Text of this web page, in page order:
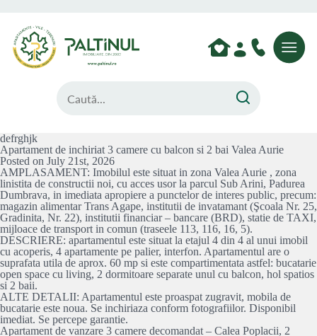
defrghjk
Apartament de inchiriat 3 camere cu balcon si 2 bai Valea Aurie
Posted on July 21st, 2026
AMPLASAMENT: Imobilul este situat in zona Valea Aurie , zona
linistita de constructii noi, cu acces usor la parcul Sub Arini, Padurea
Dumbrava, in imediata apropiere a punctelor de interes public, precum:
magazin alimentar Trans Agape, institutii de invatamant (Şcoala Nr. 25,
Gradinita, Nr. 22), institutii financiar – bancare (BRD), statie de TAXI,
mijloace de transport in comun (traseele 113, 116, 16, 5).
DESCRIERE: apartamentul este situat la etajul 4 din 4 al unui imobil
cu acoperis, 4 apartamente pe palier, interfon. Apartamentul are o
suprafata utila de aprox. 60 mp si este compartimentata astfel: bucatarie
open space cu living, 2 dormitoare separate unul cu balcon, hol spatios
si 2 baii.
ALTE DETALII: Apartamentul este proaspat zugravit, mobila de
bucatarie este noua. Se inchiriaza conform fotografiilor. Disponibil
imediat. Se percepe garantie.
Apartament de vanzare 3 camere decomandat – Calea Poplacii, 2